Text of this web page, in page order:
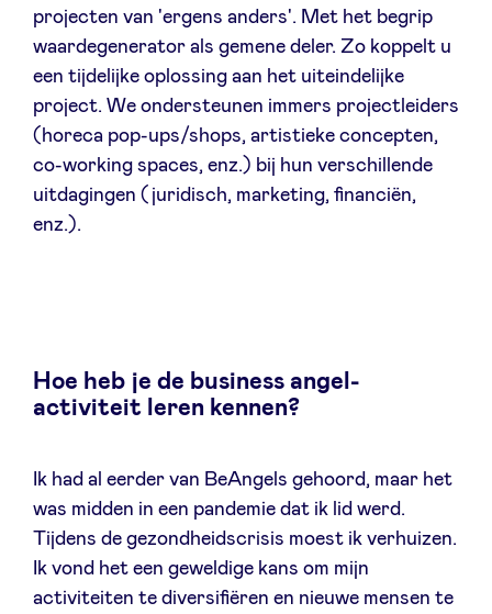
projecten van 'ergens anders'. Met het begrip
waardegenerator als gemene deler. Zo koppelt u
een tijdelijke oplossing aan het uiteindelijke
project. We ondersteunen immers projectleiders
(horeca pop-ups/shops, artistieke concepten,
co-working spaces, enz.) bij hun verschillende
uitdagingen (juridisch, marketing, financiën,
enz.).
Hoe heb je de business angel-
activiteit leren kennen?
Ik had al eerder van BeAngels gehoord, maar het
was midden in een pandemie dat ik lid werd.
Tijdens de gezondheidscrisis moest ik verhuizen.
Ik vond het een geweldige kans om mijn
activiteiten te diversifiëren en nieuwe mensen te